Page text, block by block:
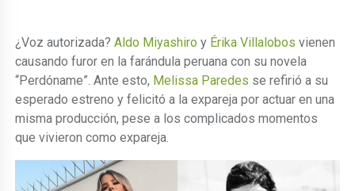
¿Voz autorizada?Aldo Miyashiro y Érika Villalobos vienen
causando furor en la farándula peruana con su novela
“Perdóname”. Ante esto, Melissa Paredes se refirió a su
esperado estreno y felicitó a la expareja por actuar en una
misma producción, pese a los complicados momentos
que vivieron como expareja.